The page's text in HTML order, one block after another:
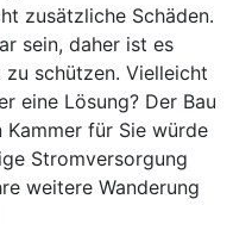
zusätzliche Schäden.
sein, daher ist es
schützen. Vielleicht
eine Lösung? Der Bau
für Sie würde
Stromversorgung
weitere Wanderung